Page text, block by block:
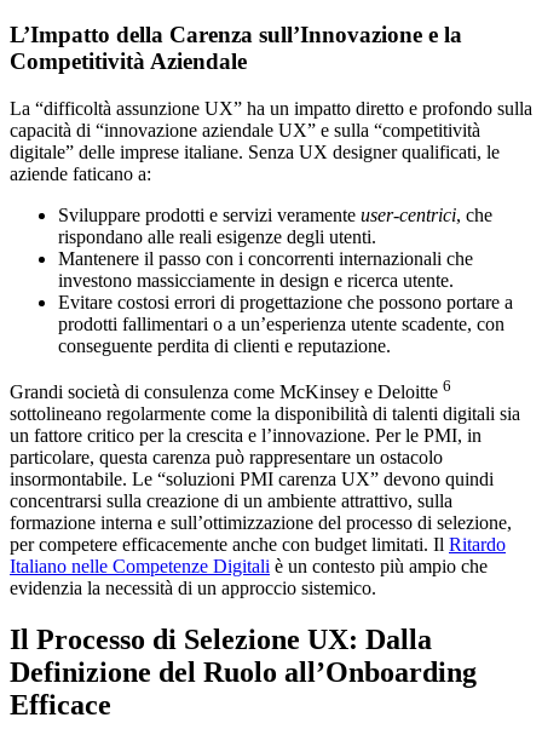
L’Impatto della Carenza sull’Innovazione e la
Competitività Aziendale
La “difficoltà assunzione UX” ha un impatto diretto e profondo sulla
capacità di “innovazione aziendale UX” e sulla “competitività
digitale” delle imprese italiane. Senza UX designer qualificati, le
aziende faticano a:
Sviluppare prodotti e servizi veramente user-centrici, che
rispondano alle reali esigenze degli utenti.
Mantenere il passo con i concorrenti internazionali che
investono massicciamente in design e ricerca utente.
Evitare costosi errori di progettazione che possono portare a
prodotti fallimentari o a un’esperienza utente scadente, con
conseguente perdita di clienti e reputazione.
Grandi società di consulenza come McKinsey e Deloitte 6
sottolineano regolarmente come la disponibilità di talenti digitali sia
un fattore critico per la crescita e l’innovazione. Per le PMI, in
particolare, questa carenza può rappresentare un ostacolo
insormontabile. Le “soluzioni PMI carenza UX” devono quindi
concentrarsi sulla creazione di un ambiente attrattivo, sulla
formazione interna e sull’ottimizzazione del processo di selezione,
per competere efficacemente anche con budget limitati. Il Ritardo
Italiano nelle Competenze Digitali è un contesto più ampio che
evidenzia la necessità di un approccio sistemico.
Il Processo di Selezione UX: Dalla
Definizione del Ruolo all’Onboarding
Efficace